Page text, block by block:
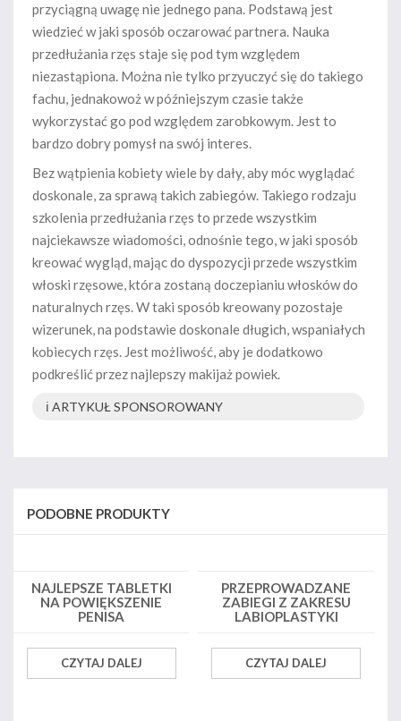
przyciągną uwagę nie jednego pana. Podstawą jest
wiedzieć w jaki sposób oczarować partnera. Nauka
przedłużania rzęs staje się pod tym względem
niezastąpiona. Można nie tylko przyuczyć się do takiego
fachu, jednakowoż w późniejszym czasie także
wykorzystać go pod względem zarobkowym. Jest to
bardzo dobry pomysł na swój interes.
Bez wątpienia kobiety wiele by dały, aby móc wyglądać
doskonale, za sprawą takich zabiegów. Takiego rodzaju
szkolenia przedłużania rzęs to przede wszystkim
najciekawsze wiadomości, odnośnie tego, w jaki sposób
kreować wygląd, mając do dyspozycji przede wszystkim
włoski rzęsowe, która zostaną doczepianiu włosków do
naturalnych rzęs. W taki sposób kreowany pozostaje
wizerunek, na podstawie doskonale długich, wspaniałych
kobiecych rzęs. Jest możliwość, aby je dodatkowo
podkreślić przez najlepszy makijaż powiek.
ℹ️ ARTYKUŁ SPONSOROWANY
PODOBNE PRODUKTY
NAJLEPSZE TABLETKI
NA POWIĘKSZENIE
PENISA
CZYTAJ DALEJ
PRZEPROWADZANE
ZABIEGI Z ZAKRESU
LABIOPLASTYKI
CZYTAJ DALEJ